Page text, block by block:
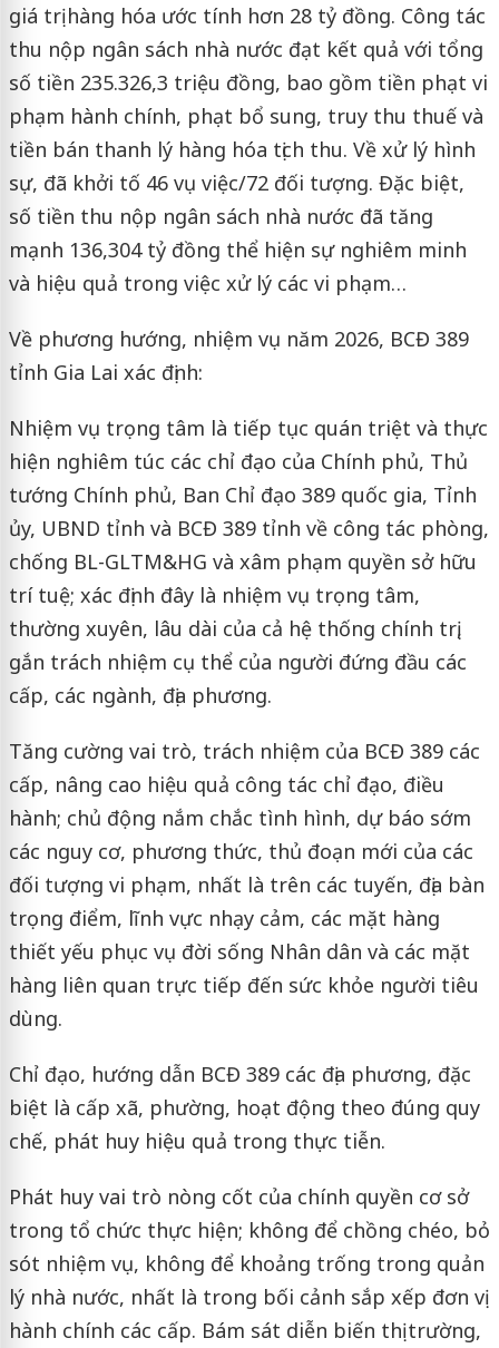
giá trị hàng hóa ước tính hơn 28 tỷ đồng. Công tác
thu nộp ngân sách nhà nước đạt kết quả với tổng
số tiền 235.326,3 triệu đồng, bao gồm tiền phạt vi
phạm hành chính, phạt bổ sung, truy thu thuế và
tiền bán thanh lý hàng hóa tịch thu. Về xử lý hình
sự, đã khởi tố 46 vụ việc/72 đối tượng. Đặc biệt,
số tiền thu nộp ngân sách nhà nước đã tăng
mạnh 136,304 tỷ đồng thể hiện sự nghiêm minh
và hiệu quả trong việc xử lý các vi phạm…
Về phương hướng, nhiệm vụ năm 2026, BCĐ 389
tỉnh Gia Lai xác định:
Nhiệm vụ trọng tâm là tiếp tục quán triệt và thực
hiện nghiêm túc các chỉ đạo của Chính phủ, Thủ
tướng Chính phủ, Ban Chỉ đạo 389 quốc gia, Tỉnh
ủy, UBND tỉnh và BCĐ 389 tỉnh về công tác phòng,
chống BL-GLTM&HG và xâm phạm quyền sở hữu
trí tuệ; xác định đây là nhiệm vụ trọng tâm,
thường xuyên, lâu dài của cả hệ thống chính trị,
gắn trách nhiệm cụ thể của người đứng đầu các
cấp, các ngành, địa phương.
Tăng cường vai trò, trách nhiệm của BCĐ 389 các
cấp, nâng cao hiệu quả công tác chỉ đạo, điều
hành; chủ động nắm chắc tình hình, dự báo sớm
các nguy cơ, phương thức, thủ đoạn mới của các
đối tượng vi phạm, nhất là trên các tuyến, địa bàn
trọng điểm, lĩnh vực nhạy cảm, các mặt hàng
thiết yếu phục vụ đời sống Nhân dân và các mặt
hàng liên quan trực tiếp đến sức khỏe người tiêu
dùng.
Chỉ đạo, hướng dẫn BCĐ 389 các địa phương, đặc
biệt là cấp xã, phường, hoạt động theo đúng quy
chế, phát huy hiệu quả trong thực tiễn.
Phát huy vai trò nòng cốt của chính quyền cơ sở
trong tổ chức thực hiện; không để chồng chéo, bỏ
sót nhiệm vụ, không để khoảng trống trong quản
lý nhà nước, nhất là trong bối cảnh sắp xếp đơn vị
hành chính các cấp. Bám sát diễn biến thị trường,